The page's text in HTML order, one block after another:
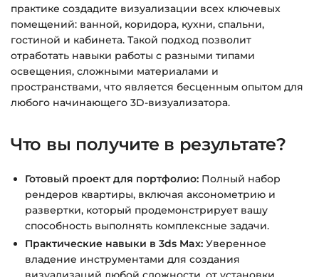
Подробнее об оплате и безопасности — в
справке >>>
Вопросы?Пишите наinfo@siluette.com.ua
чат на сайте.
практике создадите визуализации всех ключевых
помещений: ванной, коридора, кухни, спальни,
гостиной и кабинета. Такой подход позволит
отработать навыки работы с разными типами
освещения, сложными материалами и
пространствами, что является бесценным опытом для
любого начинающего 3D-визуализатора.
Что вы получите в результате?
Готовый проект для портфолио: Полный набор
рендеров квартиры, включая аксонометрию и
развертки, который продемонстрирует вашу
способность выполнять комплексные задачи.
Практические навыки в 3ds Max: Уверенное
владение инструментами для создания